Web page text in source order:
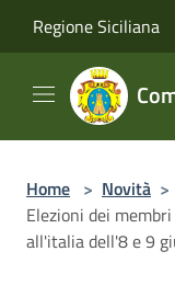
Regione Siciliana
Home > Novità >
Elezioni dei
all'italia dell'8 e 9